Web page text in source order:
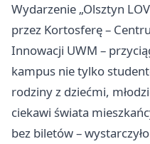
Wydarzenie „Olsztyn
przez Kortosferę –
Innowacji UWM –
kampus nie tylko
rodziny z dziećmi,
ciekawi świata
bez biletów –